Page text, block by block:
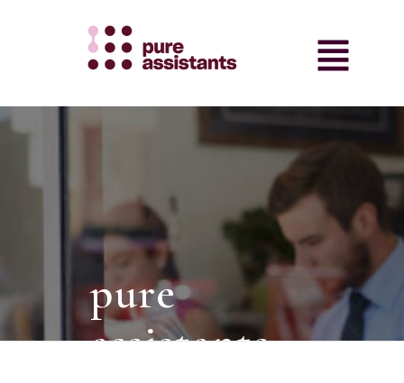
pure
assistants